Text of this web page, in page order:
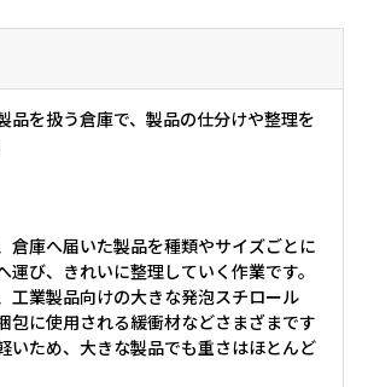
品を扱う倉庫で、製品の仕分けや整理を
倉庫へ届いた製品を種類やサイズごとに
運び、きれいに整理していく作業です。
工業製品向けの大きな発泡スチロール
包に使用される緩衝材などさまざまです
いため、大きな製品でも重さはほとんど